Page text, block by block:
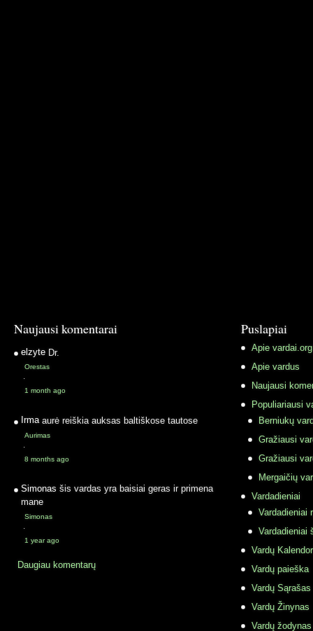
Naujausi komentarai
elzyte Dr.
Orestas
·
1 month ago
Irma aurė reiškia auksas baltiškose tautose
Aurimas
·
8 months ago
Simonas šis vardas yra baisiai geras ir primena
mane
Simonas
·
1 year ago
Daugiau komentarų
Puslapiai
Apie vardai.org
Apie vardus
Naujausi
Populiariausi
Berniukų
Gražiausi
Gražiausi
Mergaičių
Vardadieniai
Vardadieniai
Vardadieniai
Vardų
Vardų paieška
Vardų Sąrašas
Vardų Žinynas
Vardų